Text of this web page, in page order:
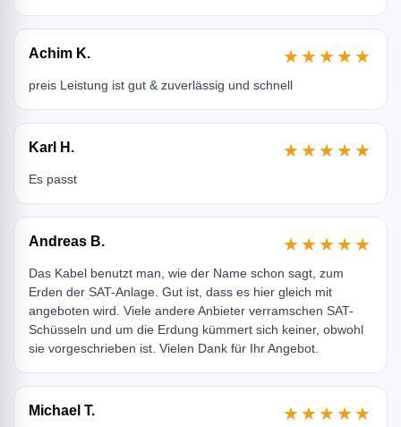
Achim K. ★★★★★
preis Leistung ist gut & zuverlässig und schnell
Karl H. ★★★★★
Es passt
Andreas B. ★★★★★
Das Kabel benutzt man, wie der Name schon sagt, zum
Erden der SAT-Anlage. Gut ist, dass es hier gleich mit
angeboten wird. Viele andere Anbieter verramschen SAT-
Schüsseln und um die Erdung kümmert sich keiner, obwohl
sie vorgeschrieben ist. Vielen Dank für Ihr Angebot.
Michael T. ★★★★★